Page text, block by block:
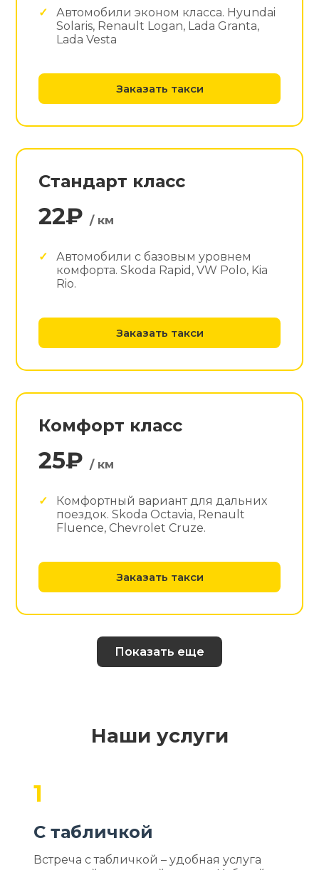
Автомобили эконом класса. Hyundai
Solaris, Renault Logan, Lada Granta,
Lada Vesta
Заказать такси
Стандарт класс
22₽/ км
Автомобили с базовым уровнем
комфорта. Skoda Rapid, VW Polo, Kia
Rio.
Заказать такси
Комфорт класс
25₽/ км
Комфортный вариант для дальних
поездок. Skoda Octavia, Renault
Fluence, Chevrolet Cruze.
Заказать такси
Показать еще
Наши услуги
1
С табличкой
Встреча с табличкой – удобная услуга